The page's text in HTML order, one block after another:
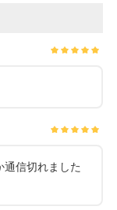
信切れました